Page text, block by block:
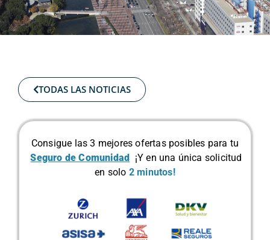
TODAS LAS NOTICIAS
Consigue las 3 mejores ofertas posibles para tu
Seguro de Comunidad ¡Y en una única solicitud
en solo 2 minutos!